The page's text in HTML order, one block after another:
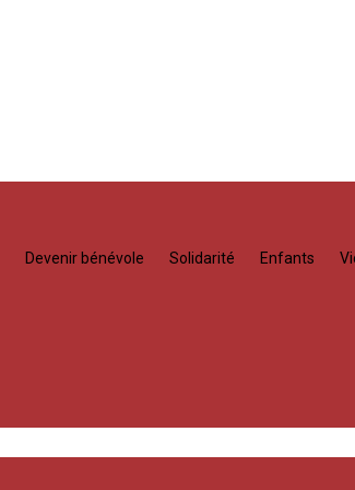
Devenir bénévole Solidarité Enfants